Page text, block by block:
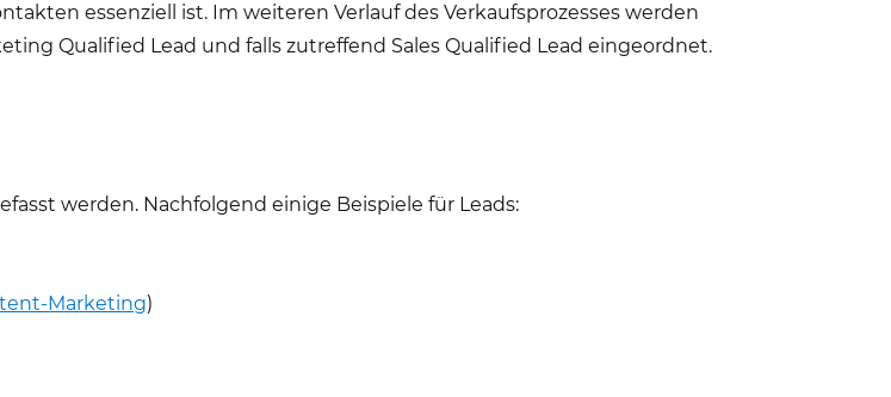
essenziell ist. Im weiteren Verlauf des Verkaufsprozesses werden
Qualified Lead und falls zutreffend Sales Qualified Lead eingeordnet.
werden. Nachfolgend einige Beispiele für Leads:
Marketing)